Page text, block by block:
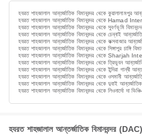
হযরত শাহজালাল আন্তর্জাতিক বিমানবন্দর থেকে কুয়ালালামপুর
হযরত শাহজালাল আন্তর্জাতিক বিমানবন্দর থেকে Hamad
হযরত শাহজালাল আন্তর্জাতিক বিমানবন্দর থেকে সুবর্ণভূমি
হযরত শাহজালাল আন্তর্জাতিক বিমানবন্দর থেকে চেন্নাই
হযরত শাহজালাল আন্তর্জাতিক বিমানবন্দর থেকে কক্সবাজার
হযরত শাহজালাল আন্তর্জাতিক বিমানবন্দর থেকে সিঙ্গাপুর চাঙ্গি
হযরত শাহজালাল আন্তর্জাতিক বিমানবন্দর থেকে Sharjah
হযরত শাহজালাল আন্তর্জাতিক বিমানবন্দর থেকে ত্রিভুবন
হযরত শাহজালাল আন্তর্জাতিক বিমানবন্দর থেকে ইন্দিরা গান্ধী
হযরত শাহজালাল আন্তর্জাতিক বিমানবন্দর থেকে ওসমানী
হযরত শাহজালাল আন্তর্জাতিক বিমানবন্দর থেকে দুবাই আন্তর্জাতিক
হযরত শাহজালাল আন্তর্জাতিক বিমানবন্দর থেকে লিওনার্দো দা
হযরত শাহজালাল আন্তর্জাতিক বিমানবন্দর